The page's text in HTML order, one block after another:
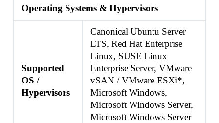
Operating Systems & Hypervisors
Supported
OS /
Hypervisors
Canonical Ubuntu Server
LTS, Red Hat Enterprise
Linux, SUSE Linux
Enterprise Server, VMware
vSAN / VMware ESXi*,
Microsoft Windows,
Microsoft Windows Server,
Microsoft Windows Server